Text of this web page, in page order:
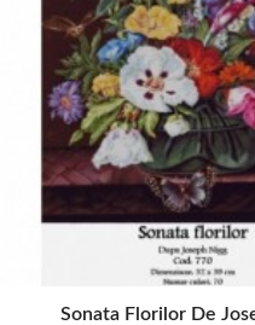
Sonata Florilor De